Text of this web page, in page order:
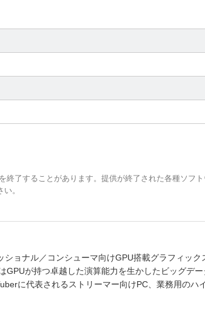
了することがあります。提供が終了された各種ソフ
。
ョナル／コンシューマ向けGPU搭載グラフィック
が持つ卓越した演算能力を生かしたビッグデ
に代表されるストリーマー向けPC、業務用のハ